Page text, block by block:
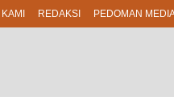
REDAKSI PEDOMAN